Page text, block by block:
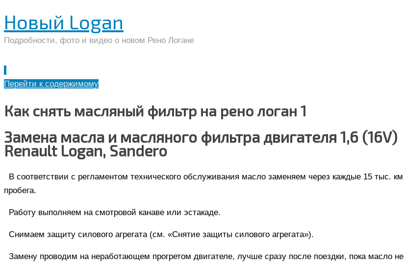
Новый Logan
Подробности, фото и видео о новом Рено Логане
Перейти к содержимому
Как снять масляный фильтр на рено логан 1
Замена масла и масляного фильтра двигателя 1,6 (16V)
Renault Logan, Sandero
В соответствии с регламентом технического обслуживания масло заменяем через каждые 15 тыс. км
пробега.
Работу выполняем на смотровой канаве или эстакаде.
Снимаем защиту силового агрегата (см. «Снятие защиты силового агрегата»).
Замену проводим на неработающем прогретом двигателе, лучше сразу после поездки, пока масло не